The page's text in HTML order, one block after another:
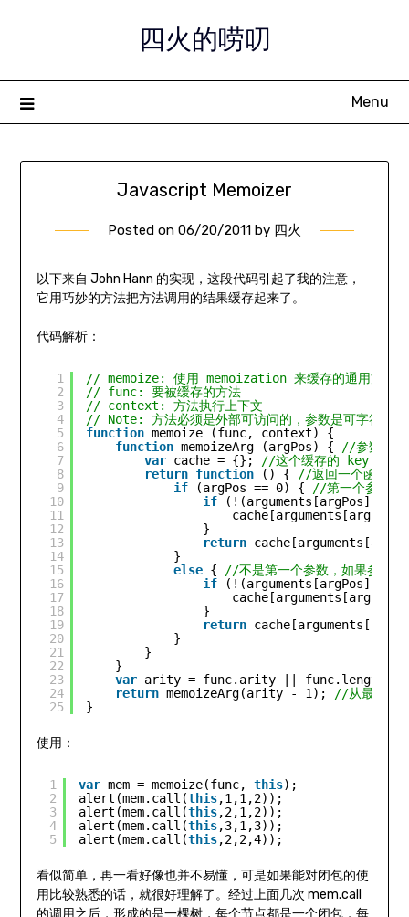
四火的唠叨
Menu
Javascript Memoizer
Posted on 06/20/2011 by 四火
以下来自 John Hann 的实现，这段代码引起了我的注意，
它用巧妙的方法把方法调用的结果缓存起来了。
代码解析：
1
2
3
4
5
6
7
8
9
10
11
12
13
14
15
16
17
18
19
20
21
22
23
24
25
// memoize: 使用 memoization 来缓存的通用方法
// func: 要被缓存的方法
// context: 方法执行上下文
// Note: 方法必须是外部可访问的，参数是可字符序
function memoize (func, context) {
function memoizeArg (argPos) {
//参数表示
var cache = {};
//这个缓存的 key 是参
return function () {
//返回一个函数
if
(argPos == 0) {
//第一个参数，
if
(!(arguments[argPos]
}
return
}
else {
//不是第一个参数，如果参数
if
(!(arguments[argPos]
}
return
}
}
}
var arity = func.arity || func.length;
return memoizeArg(arity - 1);
//从最后一
}
使用：
1
2
3
4
5
var mem = memoize(func, this);
alert(mem.call(this,1,1,2));
alert(mem.call(this,2,1,2));
alert(mem.call(this,3,1,3));
alert(mem.call(this,2,2,4));
看似简单，再一看好像也并不易懂，可是如果能对闭包的使
用比较熟悉的话，就很好理解了。经过上面几次 mem.call